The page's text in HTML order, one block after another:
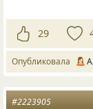
29
Опубликовала
#2223905